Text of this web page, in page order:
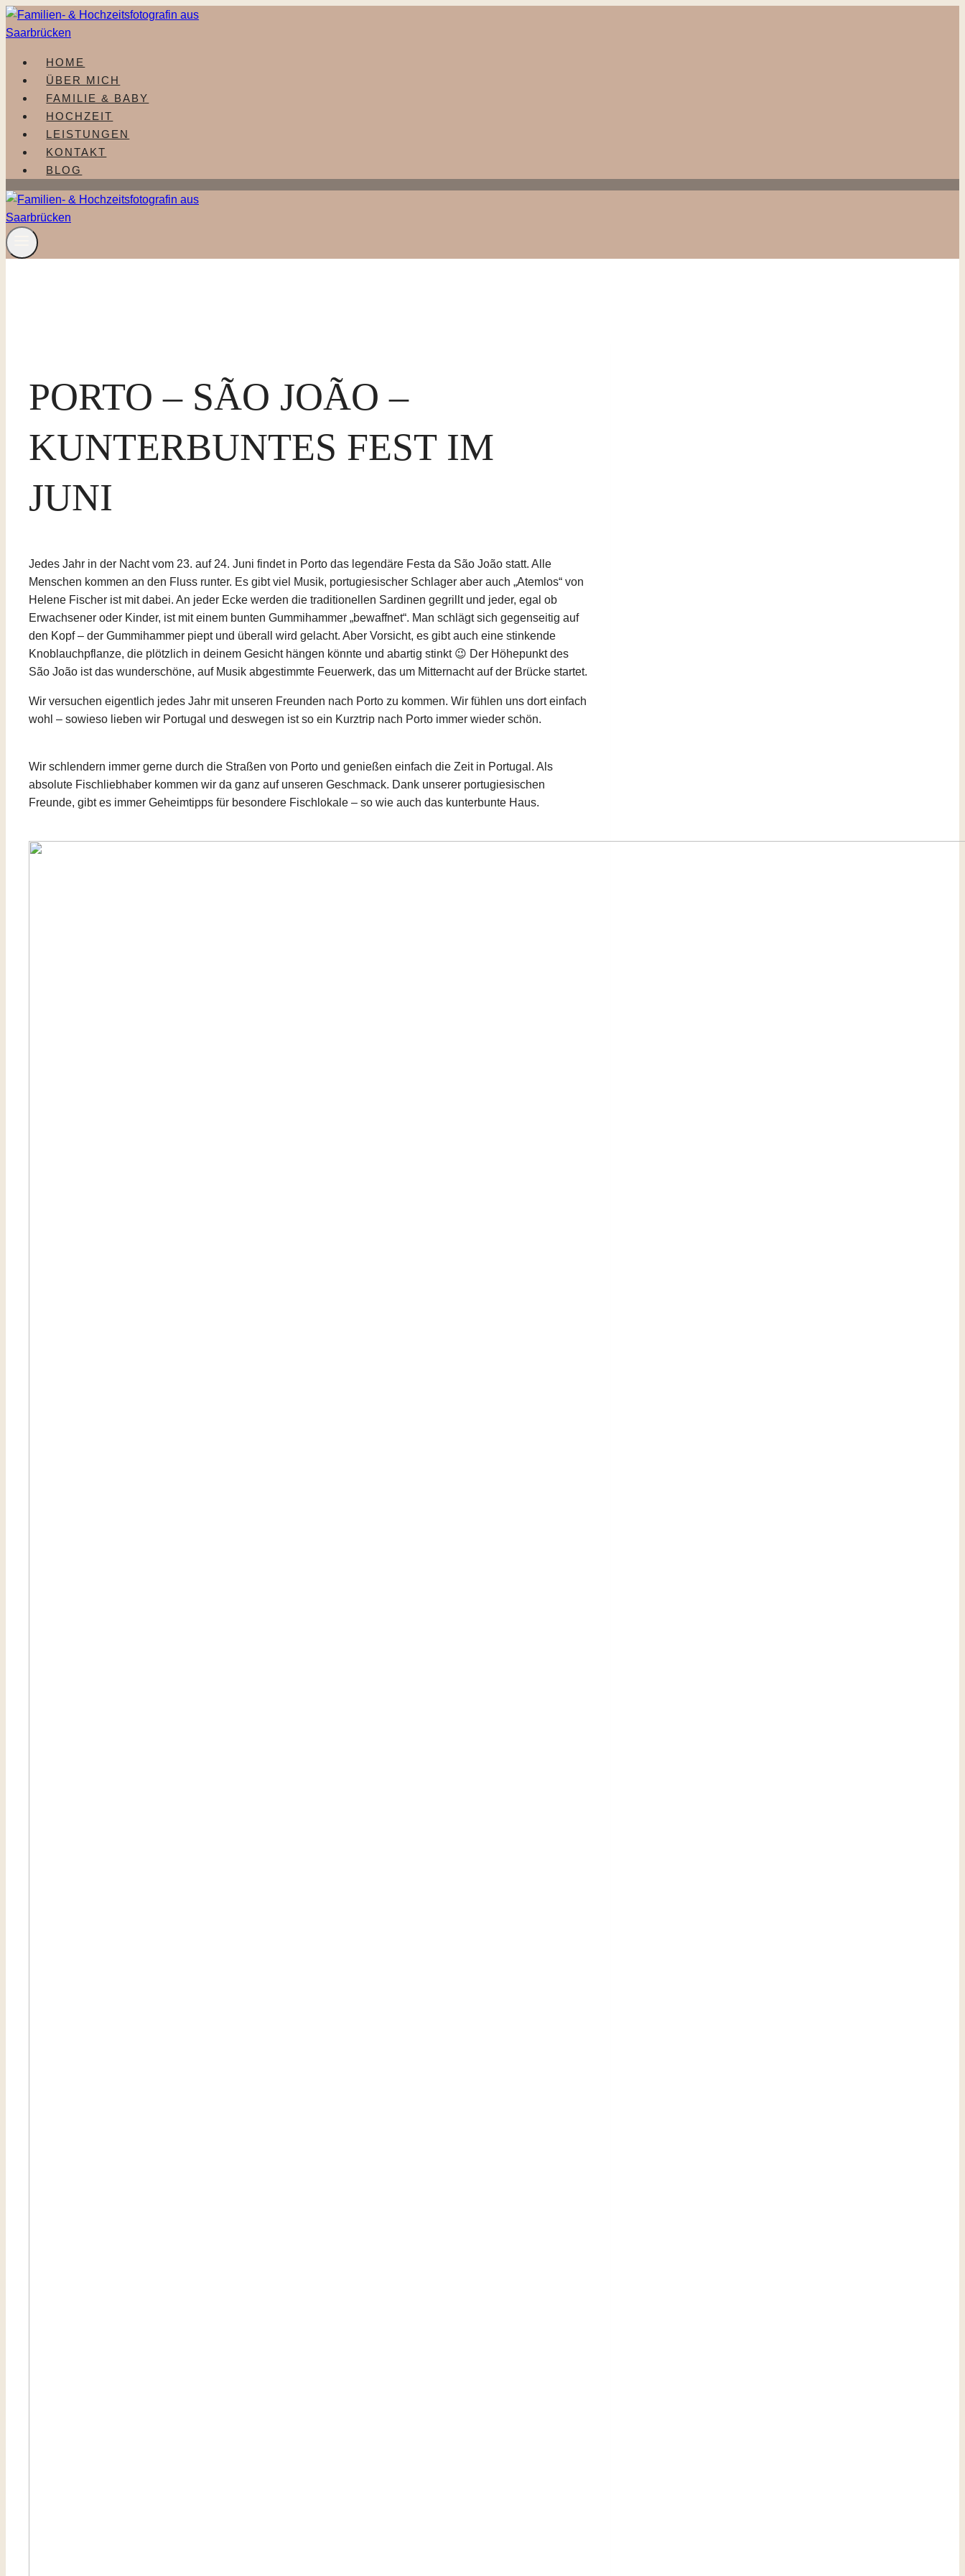
Zum
Inhalt
HOME
ÜBER MICH
FAMILIE & BABY
HOCHZEIT
LEISTUNGEN
KONTAKT
BLOG
PORTO – SÃO JOÃO –
KUNTERBUNTES FEST IM
JUNI
Jedes Jahr in der Nacht vom 23. auf 24. Juni findet in Porto das legendäre Festa da São João statt. Alle
Menschen kommen an den Fluss runter. Es gibt viel Musik, portugiesischer Schlager aber auch „Atemlos“ von
Helene Fischer ist mit dabei. An jeder Ecke werden die traditionellen Sardinen gegrillt und jeder, egal ob
Erwachsener oder Kinder, ist mit einem bunten Gummihammer „bewaffnet“. Man schlägt sich gegenseitig auf
den Kopf – der Gummihammer piept und überall wird gelacht. Aber Vorsicht, es gibt auch eine stinkende
Knoblauchpflanze, die plötzlich in deinem Gesicht hängen könnte und abartig stinkt 😉 Der Höhepunkt des
São João ist das wunderschöne, auf Musik abgestimmte Feuerwerk, das um Mitternacht auf der Brücke startet.
Wir versuchen eigentlich jedes Jahr mit unseren Freunden nach Porto zu kommen. Wir fühlen uns dort einfach
wohl – sowieso lieben wir Portugal und deswegen ist so ein Kurztrip nach Porto immer wieder schön.
Wir schlendern immer gerne durch die Straßen von Porto und genießen einfach die Zeit in Portugal. Als
absolute Fischliebhaber kommen wir da ganz auf unseren Geschmack. Dank unserer portugiesischen
Freunde, gibt es immer Geheimtipps für besondere Fischlokale – so wie auch das kunterbunte Haus.